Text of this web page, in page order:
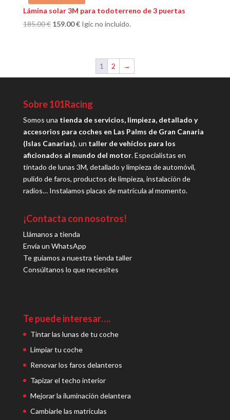
Lámina solar 3M para todoterreno de 3 puertas
185.00€ El
159.00€El
159.00 €.
Igic no incluido.
1 2 →
Sobre 101Racing
Somos una tienda de servicios, limpieza, detallado y
accesorios para coches en Las Palms de Gran Canaria
(Islas Canarias), un taller de vehíclos para los
aficionados al mundo del motor. Especialistas en
tintado de lunas 3M, detallado y limpieza de automóvil,
pulido de faros, productos de limpieza, instalación de
radios… Instalamos placas de matrícula al momento.
¡Contacta con nosotros!
Llámanos a tienda
Envía un WhatsApp
Te guiamos a nuestra tienda taller
Consúltanos lo que necesites
Te puede interesar….
Tintar las lunas de tu coche
Limpiar tu coche
Renovar los faros delanteros
Tapizar el techo interior
Mejorar la iluminación delantera
Cambiarle las matrículas